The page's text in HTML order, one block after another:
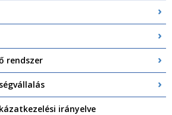
rendszer
irányelve